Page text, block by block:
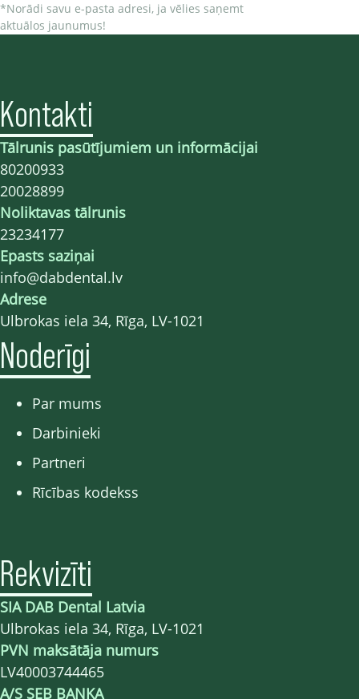
*Norādi savu e-pasta adresi, ja vēlies saņemt
aktuālos jaunumus!
Kontakti
Tālrunis pasūtījumiem un informācijai
80200933
20028899
Noliktavas tālrunis
23234177
Epasts saziņai
info@dabdental.lv
Adrese
Ulbrokas iela 34, Rīga, LV-1021
Noderīgi
Par mums
Darbinieki
Partneri
Rīcības kodekss
Rekvizīti
SIA DAB Dental Latvia
Ulbrokas iela 34, Rīga, LV-1021
PVN maksātāja numurs
LV40003744465
A/S SEB BANKA